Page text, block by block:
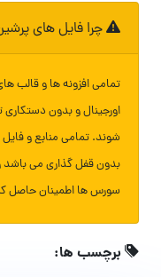
چرا فایل های
تمامی افزونه ها و قالب
اورجینال و بدون
شوند. تمامی منابع و
بدون قفل گذاری می باشد
سورس ها اطمینان حاصل
برچسب ها: